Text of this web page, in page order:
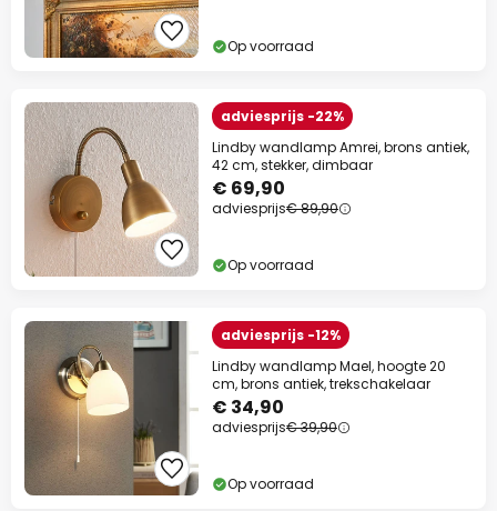
Op voorraad
adviesprijs -22%
Lindby wandlamp Amrei, brons antiek,
42 cm, stekker, dimbaar
€ 69,90
adviesprijs€ 89,90
Op voorraad
adviesprijs -12%
Lindby wandlamp Mael, hoogte 20
cm, brons antiek, trekschakelaar
€ 34,90
adviesprijs€ 39,90
Op voorraad